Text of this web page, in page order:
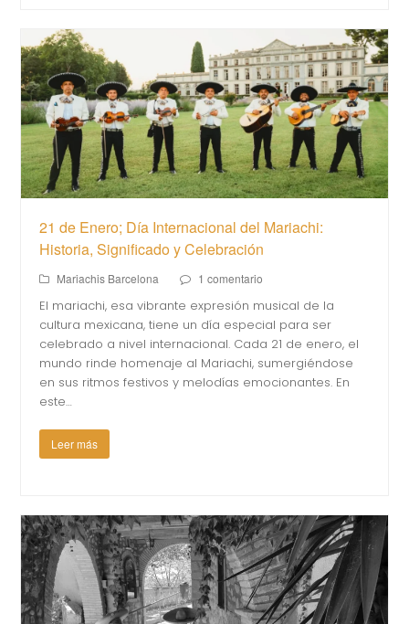
21 de Enero; Día Internacional del Mariachi:
Historia, Significado y Celebración
Mariachis Barcelona 1 comentario
El mariachi, esa vibrante expresión musical de la
cultura mexicana, tiene un día especial para ser
celebrado a nivel internacional. Cada 21 de enero, el
mundo rinde homenaje al Mariachi, sumergiéndose
en sus ritmos festivos y melodías emocionantes. En
este…
Leer más